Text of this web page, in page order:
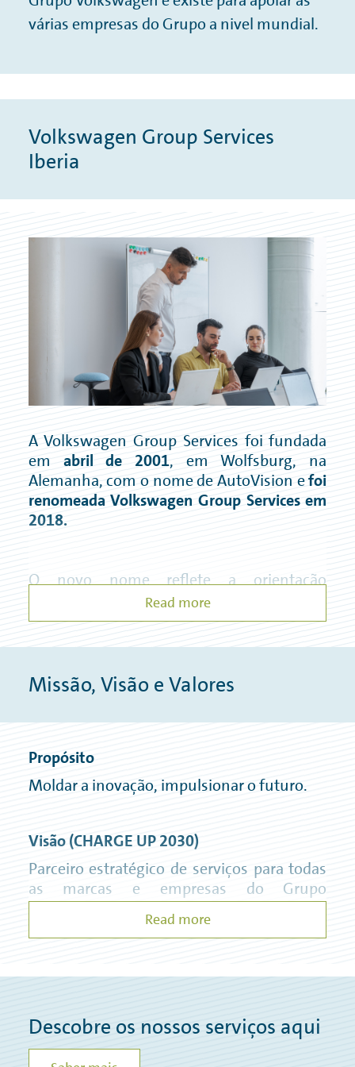
SISTEMA DE DENÚNCIA
POLÍTICA DA QUALIDADE
DECLARAÇÃO SOBRE DIREITOS SOCIAIS, RELAÇÕES INDUSTRIAIS E
várias empresas do Grupo a nivel mundial.
Volkswagen Group Services
Iberia
A Volkswagen Group Services foi fundada
emabril de 2001, em Wolfsburg, na
Alemanha, com o nome de AutoVision efoi
renomeada Volkswagen Group Services em
2018.
O novo nome reflete a orientação
estratégica do Grupo como um todo,
incluindo as suas marcas e empresas.
Atualmente com sete localizações
europeias, a nível ibérico está em
Read more
Missão, Visão e Valores
Propósito
Moldar a inovação, impulsionar o futuro.
Visão(CHARGE UP 2030)
Parceiro estratégico de serviços para todas
as marcas e empresas do Grupo
Volkswagen.
Os nossos serviços evoluem de forma
integrada e orientada para o cliente.
Read more
Descobre os nossos serviços aqui